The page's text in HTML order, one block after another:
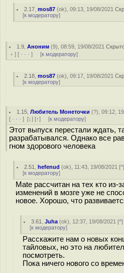
2.17 ,mos87 (ok), 09:13, 19/08/2021
[к модератору]
1.9 ,Аноним (9), 08:59, 19/08/2021
﹢ ] [ · · · ] [к модератору]
2.18 ,mos87 (ok), 09:17, 19/08/2021
[к модератору]
1.15 ,Любитель Монеточки (?), 09:12,
[ · · · ] [↓] [↑] [к модератору]
Этот выпуск перестали ждать,
разрабатывался. Однако все
гном здорового человека
2.51 ,hefenud (ok), 11:43, 19/08/2021 [^
[к модератору]
Mate рассчитан на тех кто из-
изменений в мозге уже не
новое. Хорошо, что
3.61 ,Juha (ok), 12:37, 19/08/2021 [^]
[к модератору]
Расскажите нам о новых
тайловых, но это на
посмотреть.
Пока ничего нового со